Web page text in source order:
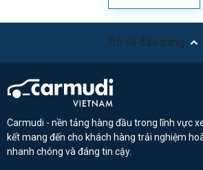
Trở về đầu trang
Carmudi - nền tảng hàng đầu trong lĩnh vực
kết mang đến cho khách hàng trải nghiệm
nhanh chóng và đáng tin cậy.